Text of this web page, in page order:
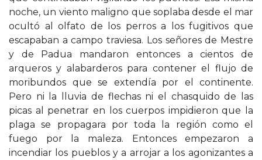
noche, un viento maligno que soplaba desde el mar
ocultó al olfato de los perros a los fugitivos que
escapaban a campo traviesa. Los señores de Mestre
y de Padua mandaron entonces a cientos de
arqueros y alabarderos para contener el flujo de
moribundos que se extendía por el continente.
Pero ni la lluvia de flechas ni el chasquido de las
picas al penetrar en los cuerpos impidieron que la
plaga se propagara por toda la región como el
fuego por la maleza. Entonces empezaron a
incendiar los pueblos y a arrojar a los agonizantes a